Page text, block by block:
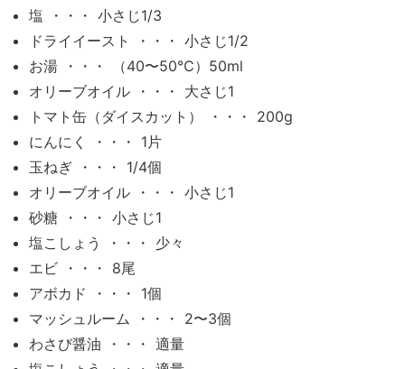
塩 ・・・ 小さじ1/3
ドライイースト ・・・ 小さじ1/2
お湯 ・・・ （40〜50℃）50ml
オリーブオイル ・・・ 大さじ1
トマト缶（ダイスカット） ・・・ 200g
にんにく ・・・ 1片
玉ねぎ ・・・ 1/4個
オリーブオイル ・・・ 小さじ1
砂糖 ・・・ 小さじ1
塩こしょう ・・・ 少々
エビ ・・・ 8尾
アボカド ・・・ 1個
マッシュルーム ・・・ 2〜3個
わさび醤油 ・・・ 適量